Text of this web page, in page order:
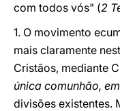
com todos vós" (2
1. O movimento
mais claramente
Cristãos, mediante
única comunhão,
divisões existentes.